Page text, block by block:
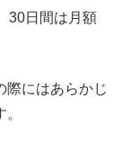
30日間は月額
際にはあらかじ